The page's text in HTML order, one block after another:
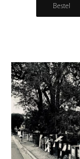
Bestel